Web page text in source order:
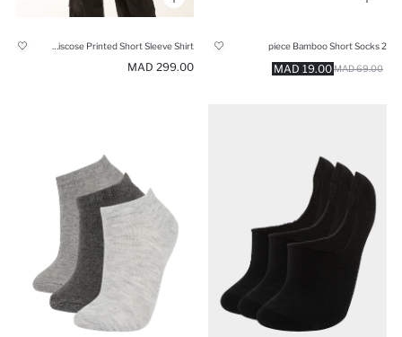
2 piece Bamboo Short Socks
19.00 MAD 69.00 MAD
299.00 MAD